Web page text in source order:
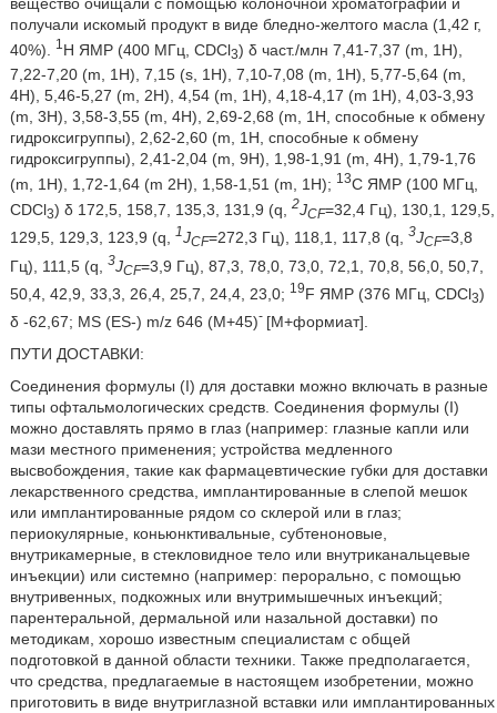
вещество очищали с помощью колоночной хроматографии и
получали искомый продукт в виде бледно-желтого масла (1,42 г,
40%).
1 H ЯМР (400 МГц, CDCl3) δ част./млн 7,41-7,37 (m, 1H),
7,22-7,20 (m, 1H), 7,15 (s, 1H), 7,10-7,08 (m, 1H), 5,77-5,64 (m,
4H), 5,46-5,27 (m, 2H), 4,54 (m, 1H), 4,18-4,17 (m 1H), 4,03-3,93
(m, 3H), 3,58-3,55 (m, 4H), 2,69-2,68 (m, 1H, способные к обмену
гидроксигруппы), 2,62-2,60 (m, 1H, способные к обмену
гидроксигруппы), 2,41-2,04 (m, 9H), 1,98-1,91 (m, 4H), 1,79-1,76
(m, 1H), 1,72-1,64 (m 2H), 1,58-1,51 (m, 1H); 13C ЯМР (100 МГц,
CDCl3) δ 172,5, 158,7, 135,3, 131,9 (q, 2JCF=32,4 Гц), 130,1, 129,5,
129,5, 129,3, 123,9 (q,
1JCF=272,3 Гц), 118,1, 117,8 (q, 3JCF=3,8
Гц), 111,5 (q,
3JCF=3,9 Гц), 87,3, 78,0, 73,0, 72,1, 70,8, 56,0, 50,7,
50,4, 42,9, 33,3, 26,4, 25,7, 24,4, 23,0; 19F ЯМР (376 МГц, CDCl3)
δ -62,67; MS (ES-) m/z 646 (M+45)- [M+формиат].
ПУТИ ДОСТАВКИ:
Соединения формулы (I) для доставки можно включать в разные
типы офтальмологических средств. Соединения формулы (I)
можно доставлять прямо в глаз (например: глазные капли или
мази местного применения; устройства медленного
высвобождения, такие как фармацевтические губки для доставки
лекарственного средства, имплантированные в слепой мешок
или имплантированные рядом со склерой или в глаз;
периокулярные, коньюнктивальные, субтеноновые,
внутрикамерные, в стекловидное тело или внутриканальцевые
инъекции) или системно (например: перорально, с помощью
внутривенных, подкожных или внутримышечных инъекций;
парентеральной, дермальной или назальной доставки) по
методикам, хорошо известным специалистам с общей
подготовкой в данной области техники. Также предполагается,
что средства, предлагаемые в настоящем изобретении, можно
приготовить в виде внутриглазной вставки или имплантированных